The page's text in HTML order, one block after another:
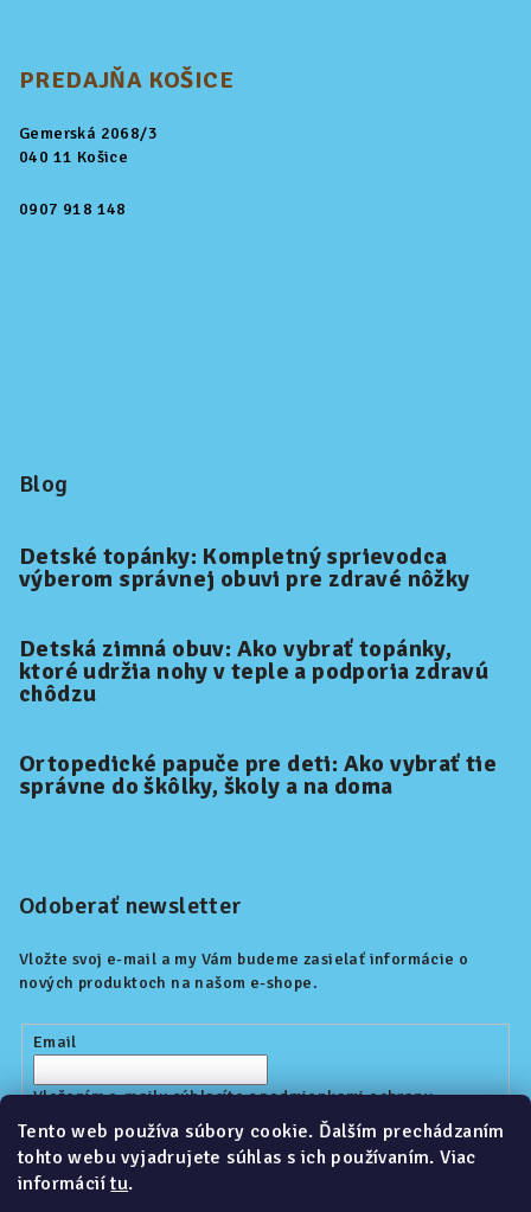
Tento web používa súbory cookie. Ďalším prechádzaním
tohto webu vyjadrujete súhlas s ich používaním. Viac
informáciítu.
PREDAJŇA KOŠICE
Gemerská 2068/3
040 11 Košice
0907 918 148
Blog
Detské topánky: Kompletný sprievodca
výberom správnej obuvi pre zdravé nôžky
Detská zimná obuv: Ako vybrať topánky,
ktoré udržia nohy v teple a podporia zdravú
chôdzu
Ortopedické papuče pre deti: Ako vybrať tie
správne do škôlky, školy a na doma
Odoberať newsletter
Vložte svoj e-mail a my Vám budeme zasielať informácie o
nových produktoch na našom e-shope.
Email
Vložením e-mailu súhlasíte spodmienkami ochrany
osobných údajov
Prihlásiť sa